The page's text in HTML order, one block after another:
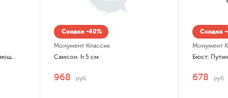
Expert For Men Fresh Увлажняющий Бальзам после бритья (after-shave balm)
Скидка -40%
Монумент Классик
Самсон. h 5 см
968 руб.
Скидка
Монумент
Бюст:
678 руб.